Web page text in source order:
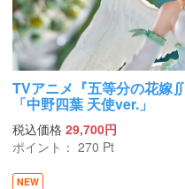
TVアニメ『五等分の花嫁
「中野四葉 天使ver.」
税込価格 29,700円
ポイント： 270 Pt
NEW